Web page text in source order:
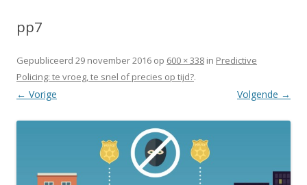
pp7
Gepubliceerd 29 november 2016 op 600 × 338 in Predictive
Policing: te vroeg, te snel of precies op tijd?.
← Vorige Volgende →